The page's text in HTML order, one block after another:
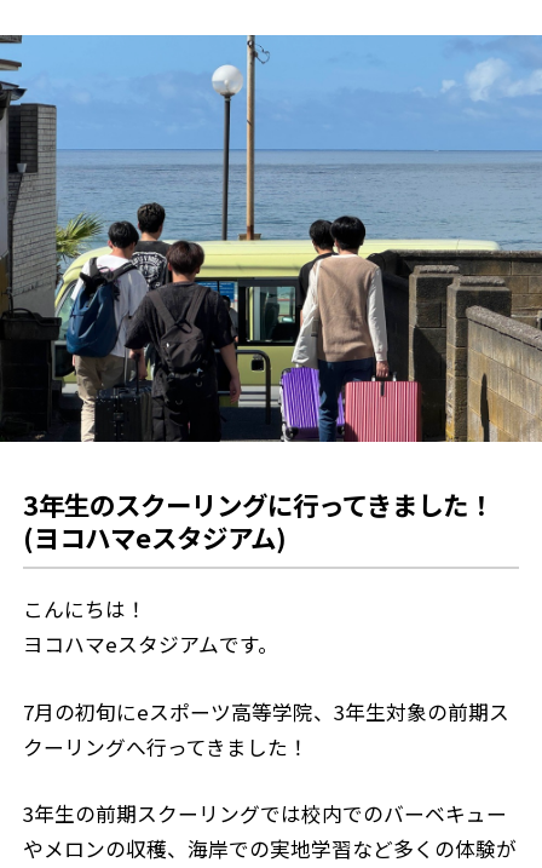
3年生のスクーリングに行ってきました！
(ヨコハマeスタジアム)
こんにちは！
ヨコハマeスタジアムです。
7月の初旬にeスポーツ高等学院、3年生対象の前期ス
クーリングへ行ってきました！
3年生の前期スクーリングでは校内でのバーベキュー
やメロンの収穫、海岸での実地学習など多くの体験が